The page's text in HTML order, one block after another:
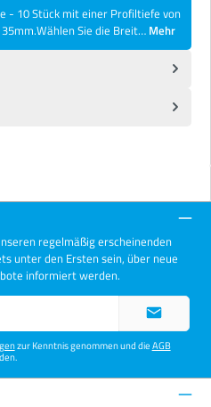
- 10 Stück mit einer Profiltiefe von
Sie die Breit… Mehr
regelmäßig erscheinenden
unter den Ersten sein, über neue
informiert werden.
zur Kenntnis genommen und dieAGB